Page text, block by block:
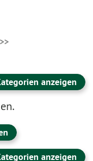
>>
anzeigen
anzeigen